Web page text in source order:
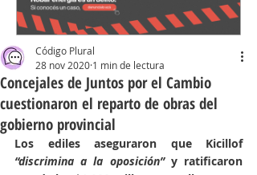
Concejales de Juntos por el Cambio
cuestionaron el reparto de obras del
gobierno provincial
Código Plural
28 nov 2020 1 min de lectura
Los ediles aseguraron que Kicillof
“discrimina a la oposición” y ratificaron